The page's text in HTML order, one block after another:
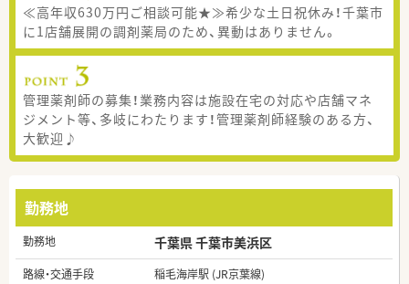
≪高年収630万円ご相談可能★≫希少な土日祝休み！千葉市
に1店舗展開の調剤薬局のため、異動はありません。
管理薬剤師の募集！業務内容は施設在宅の対応や店舗マネ
ジメント等、多岐にわたります！管理薬剤師経験のある方、
大歓迎♪
勤務地
勤務地 千葉県 千葉市美浜区
路線・交通手段
稲毛海岸駅 (JR京葉線)